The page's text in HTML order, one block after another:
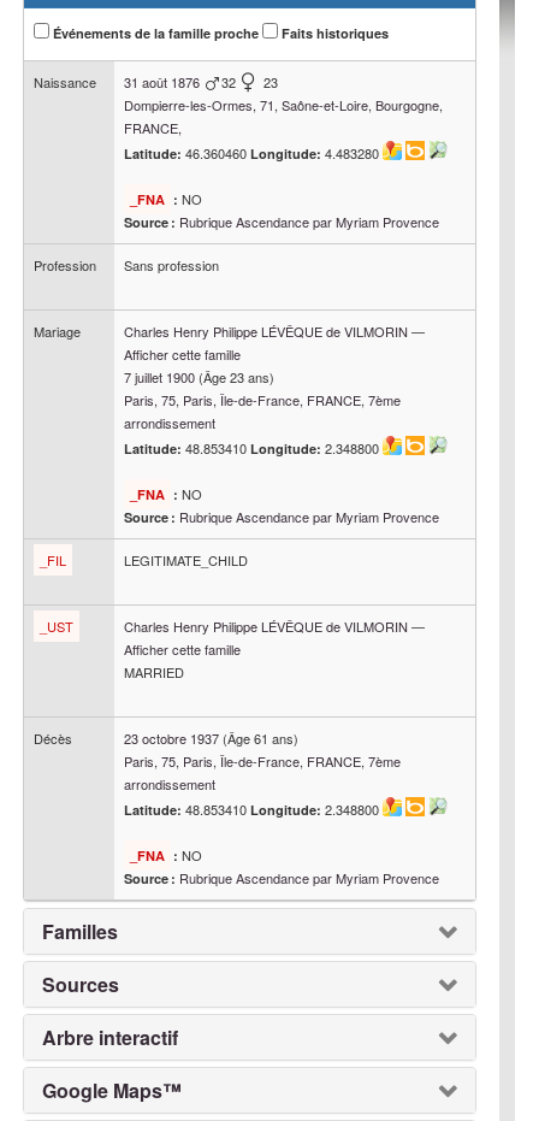
Événements de la famille proche Faits historiques
Naissance 31 août 1876 32
23
Dompierre-les-Ormes, 71, Saône-et-Loire, Bourgogne,
FRANCE,
Latitude:46.360460Longitude:4.483280
_FNA : NO
Source : Rubrique Ascendance par Myriam Provence
Profession Sans profession
Mariage Charles Henry PhilippeLÉVÊQUE de VILMORIN—
Afficher cette famille
7 juillet 1900 (Âge 23 ans)
Paris, 75, Paris, Île-de-France, FRANCE, 7ème
arrondissement
Latitude:48.853410Longitude:2.348800
_FNA : NO
Source : Rubrique Ascendance par Myriam Provence
_FIL LEGITIMATE_CHILD
_UST Charles Henry PhilippeLÉVÊQUE de VILMORIN—
Afficher cette famille
MARRIED
Décès 23 octobre 1937 (Âge 61 ans)
Paris, 75, Paris, Île-de-France, FRANCE, 7ème
arrondissement
Latitude:48.853410Longitude:2.348800
_FNA : NO
Source : Rubrique Ascendance par Myriam Provence
Familles
Sources
Arbre interactif
Google Maps™